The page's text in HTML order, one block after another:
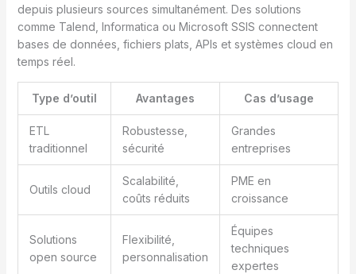
depuis plusieurs sources simultanément. Des solutions
comme Talend, Informatica ou Microsoft SSIS connectent
bases de données, fichiers plats, APIs et systèmes cloud en
temps réel.
Type d’outil Avantages Cas d’usage
ETL
traditionnel
Robustesse,
sécurité
Grandes
entreprises
Outils cloud
Scalabilité,
coûts réduits
PME en
croissance
Solutions
open source
Flexibilité,
personnalisation
Équipes
techniques
expertes